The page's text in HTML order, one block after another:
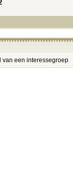
van een interessegroep